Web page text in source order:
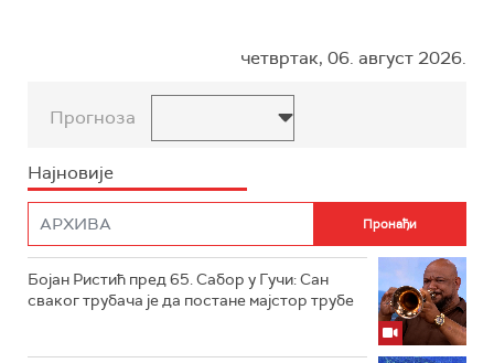
четвртак, 06. август 2026.
Прогноза
Најновије
Бојан Ристић пред 65. Сабор у Гучи: Сан
сваког трубача је да постане мајстор трубе